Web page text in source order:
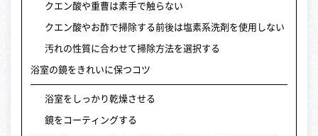
クエン酸や重曹は素手で触らない
クエン酸やお酢で掃除する前後は塩素系洗剤を使用しない
汚れの性質に合わせて掃除方法を選択する
浴室の鏡をきれいに保つコツ
浴室をしっかり乾燥させる
鏡をコーティングする